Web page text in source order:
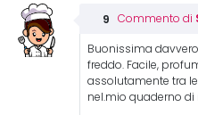
Commento di
Buonissima
freddo. Facile,
assolutamente tra
nel.mio quaderno di